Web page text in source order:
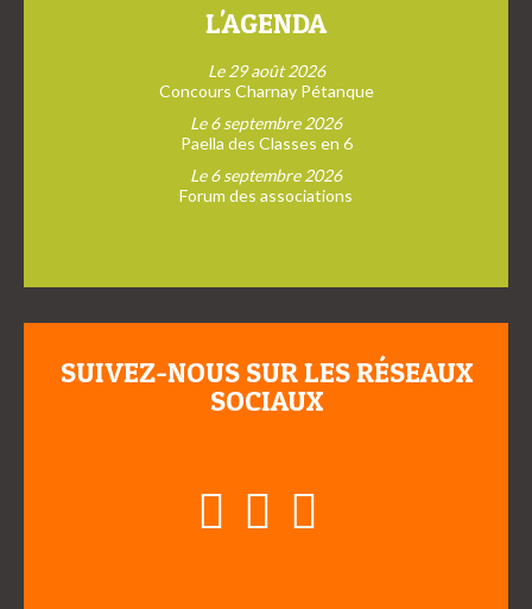
L'AGENDA
Le 29 août 2026
Concours Charnay Pétanque
Le 6 septembre 2026
Paella des Classes en 6
Le 6 septembre 2026
Forum des associations
SUIVEZ-NOUS SUR LES RÉSEAUX
SOCIAUX